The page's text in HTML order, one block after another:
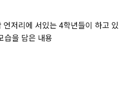
저리에 서있는 4학년들이 하고 있
습을 담은 내용